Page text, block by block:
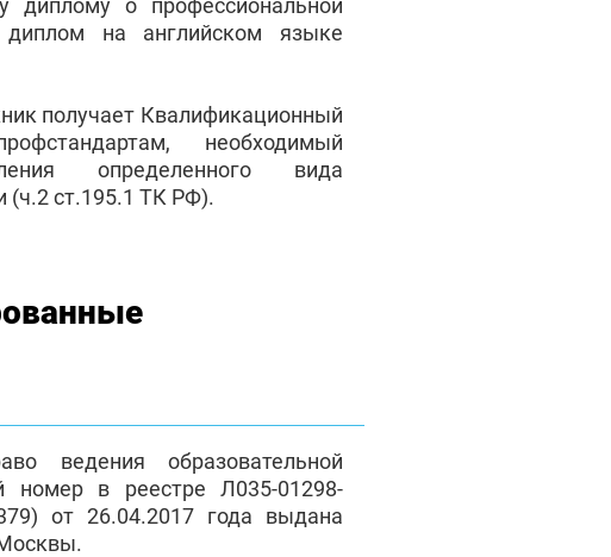
диплому о профессиональной
диплом на английском языке
получает Квалификационный
необходимый
определенного вида
(ч.2 ст.195.1 ТК РФ).
ведения образовательной
номер в реестре Л035-01298-
от 26.04.2017 года выдана